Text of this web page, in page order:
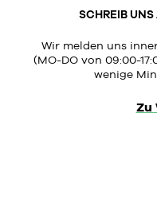
SCHREIB
Wir melden uns
(MO-DO von 09:00-
wenige
Zu